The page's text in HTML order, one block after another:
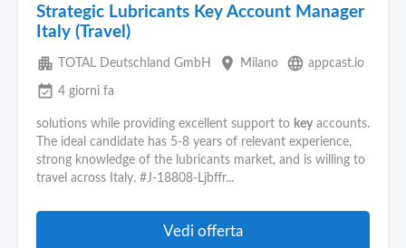
Strategic Lubricants Key Account Manager
Italy (Travel)
apartment TOTAL Deutschland GmbH place Milano language appcast.io
event_available 4 giorni fa
solutions while providing excellent support to key accounts.
The ideal candidate has 5-8 years of relevant experience,
strong knowledge of the lubricants market, and is willing to
travel across Italy. #J-18808-Ljbffr...
Vedi offerta